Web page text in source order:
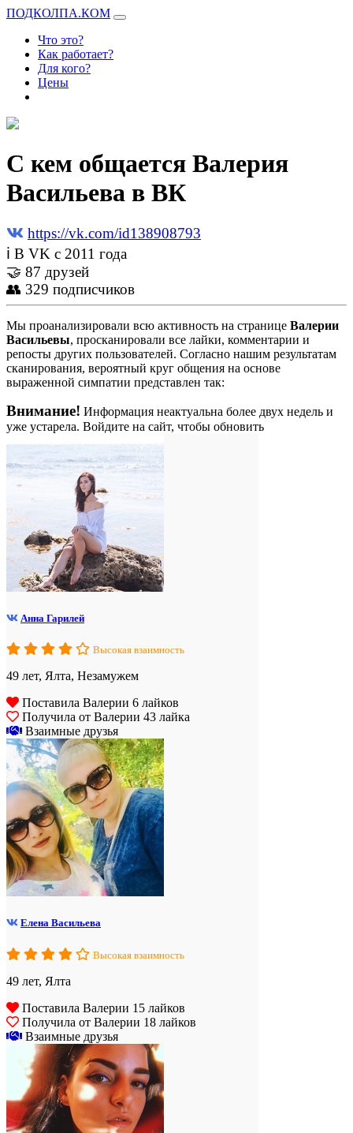
ПОДКОЛПА.КОМ
Что это?
Как работает?
Для кого?
Цены
С кем общается Валерия
Васильева в ВК
https://vk.com/id138908793
ℹ В VK с 2011 года
🤝 87 друзей
👥 329 подписчиков
Мы проанализировали всю активность на странице Валерии
Васильевы, просканировали все лайки, комментарии и
репосты других пользователей. Согласно нашим результатам
сканирования, вероятный круг общения на основе
выраженной симпатии представлен так:
Внимание! Информация неактуальна более двух недель и
уже устарела. Войдите на сайт, чтобы обновить
Анна Гарилей
Высокая взаимность
49 лет, Ялта, Незамужем
Поставила Валерии 6 лайков
Получила от Валерии 43 лайка
Взаимные друзья
Елена Васильева
Высокая взаимность
49 лет, Ялта
Поставила Валерии 15 лайков
Получила от Валерии 18 лайков
Взаимные друзья